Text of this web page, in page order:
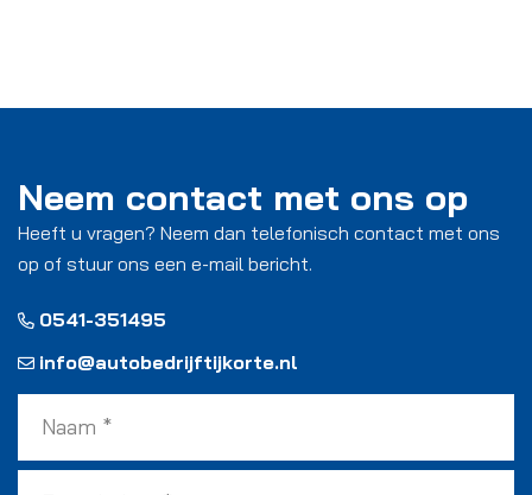
Neem contact met ons op
Heeft u vragen? Neem dan telefonisch contact met ons
op of stuur ons een e-mail bericht.
0541-351495
info@autobedrijftijkorte.nl